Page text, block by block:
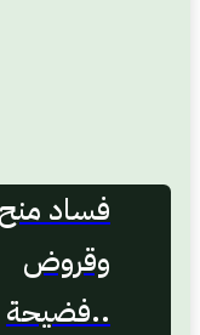
فساد منح
وقروض
..فضيحة